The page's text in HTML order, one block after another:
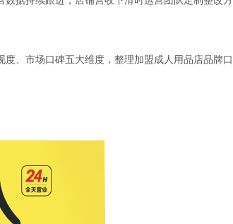
、市场口碑五大维度，整理加盟成人用品店品牌